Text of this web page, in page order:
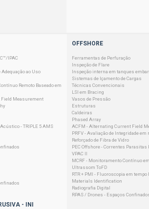
IPAC
ao Uso
Remoto Baseado em
Field Measurement
- TRIPLE 5 AMS
- INI
OFFSHORE
Ferramentas de Perfuração
Inspeção de Flare
Inspeção interna em tanques
Sistemas de Içamento de Cargas
Técnicas Convencionais
LSI em Bracing
Vasos de Pressão
Estruturas
Caldeiras
Phased Array
ACFM - Alternating Current Field
PRFV - Avaliação de Integridade
Reforçado de Fibra de Vidro
PEC Offshore - Correntes Parasitas
VPAC II
MCRF - Monitoramento Contínuo
Ultrassom ToFD
RTR + PMI - Fluoroscopia em tempo
Materials Identification
Radiografia Digital
RPAS / Drones - Espaços